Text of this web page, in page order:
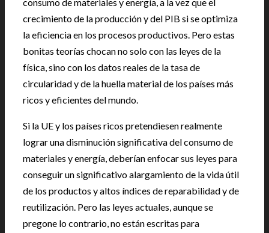
crecimiento de la producción y del PIB si se optimiza
la eficiencia en los procesos productivos. Pero estas
bonitas teorías chocan no solo con las leyes de la
física, sino con los datos reales de la tasa de
circularidad y de la huella material de los países más
ricos y eficientes del mundo.
Si la UE y los países ricos pretendiesen realmente
lograr una disminución significativa del consumo de
materiales y energía, deberían enfocar sus leyes para
conseguir un significativo alargamiento de la vida útil
de los productos y altos índices de reparabilidad y de
reutilización. Pero las leyes actuales, aunque se
pregone lo contrario, no están escritas para